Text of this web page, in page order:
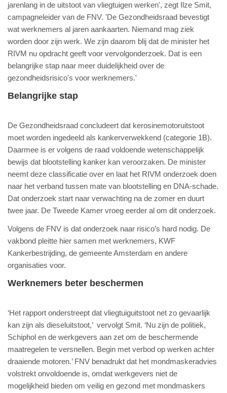
jarenlang in de uitstoot van vliegtuigen werken', zegt Ilze Smit,
campagneleider van de FNV. 'De Gezondheidsraad bevestigt
wat werknemers al jaren aankaarten. Niemand mag ziek
worden door zijn werk. We zijn daarom blij dat de minister het
RIVM nu opdracht geeft voor vervolgonderzoek. Dat is een
belangrijke stap naar meer duidelijkheid over de
gezondheidsrisico's voor werknemers.'
Belangrijke stap
De Gezondheidsraad concludeert dat kerosinemotoruitstoot
moet worden ingedeeld als kankerverwekkend (categorie 1B).
Daarmee is er volgens de raad voldoende wetenschappelijk
bewijs dat blootstelling kanker kan veroorzaken. De minister
neemt deze classificatie over en laat het RIVM onderzoek doen
naar het verband tussen mate van blootstelling en DNA-schade.
Dat onderzoek start naar verwachting na de zomer en duurt
twee jaar. De Tweede Kamer vroeg eerder al om dit onderzoek.
Volgens de FNV is dat onderzoek naar risico’s hard nodig. De
vakbond pleitte hier samen met werknemers, KWF
Kankerbestrijding, de gemeente Amsterdam en andere
organisaties voor.
Werknemers beter beschermen
‘Het rapport onderstreept dat vliegtuiguitstoot net zo gevaarlijk
kan zijn als dieseluitstoot,’ vervolgt Smit. ‘Nu zijn de politiek,
Schiphol en de werkgevers aan zet om de beschermende
maatregelen te versnellen. Begin met verbod op werken achter
draaiende motoren.’ FNV benadrukt dat het mondmaskeradvies
volstrekt onvoldoende is, omdat werkgevers niet de
mogelijkheid bieden om veilig en gezond met mondmaskers